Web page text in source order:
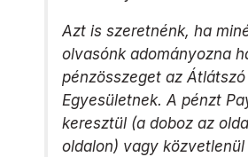
Azt is szeretnénk, ha
olvasónk adományozna
pénzösszeget az Átlátszó
Egyesületnek. A pénzt
keresztül (a doboz az
oldalon) vagy közvetlenül